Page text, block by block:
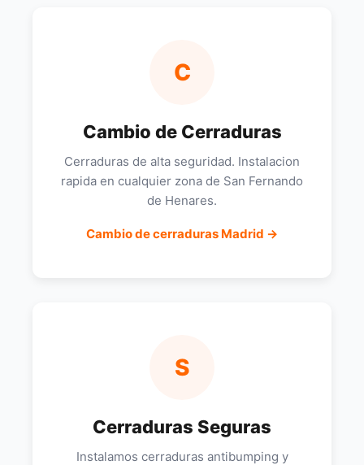
C
Cambio de Cerraduras
Cerraduras de alta seguridad. Instalacion
rapida en cualquier zona de San Fernando
de Henares.
Cambio de cerraduras Madrid →
S
Cerraduras Seguras
Instalamos cerraduras antibumping y